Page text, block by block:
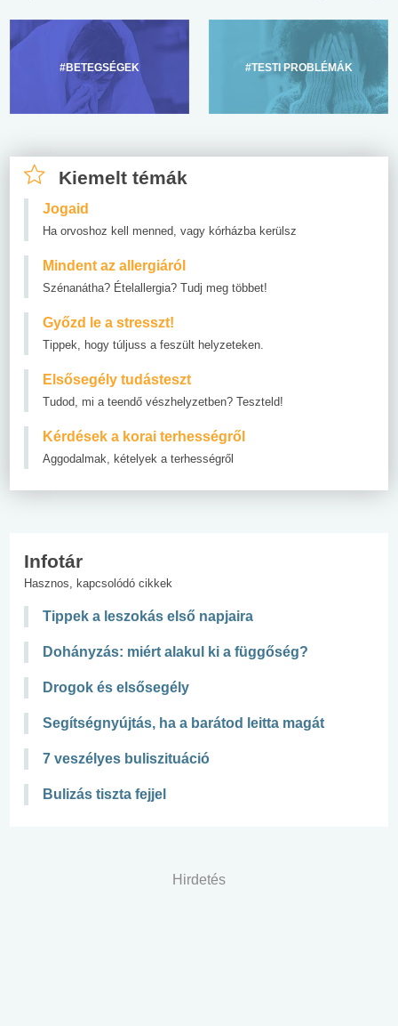
#BETEGSÉGEK #TESTI PROBLÉMÁK
Kiemelt témák
Jogaid
Ha orvoshoz kell menned, vagy kórházba kerülsz
Mindent az allergiáról
Szénanátha? Ételallergia? Tudj meg többet!
Győzd le a stresszt!
Tippek, hogy túljuss a feszült helyzeteken.
Elsősegély tudásteszt
Tudod, mi a teendő vészhelyzetben? Teszteld!
Kérdések a korai terhességről
Aggodalmak, kételyek a terhességről
Infotár
Hasznos, kapcsolódó cikkek
Tippek a leszokás első napjaira
Dohányzás: miért alakul ki a függőség?
Drogok és elsősegély
Segítségnyújtás, ha a barátod leitta magát
7 veszélyes buliszituáció
Bulizás tiszta fejjel
Hirdetés